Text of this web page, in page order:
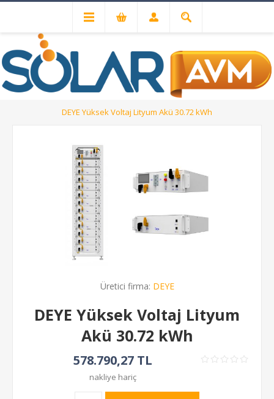
Solar Akü ve Lityum Bataryalar
DEYE Yüksek Voltaj Lityum Akü 30.72 kWh
Üretici firma: DEYE
DEYE Yüksek Voltaj Lityum
Akü 30.72 kWh
578.790,27 TL
nakliye hariç